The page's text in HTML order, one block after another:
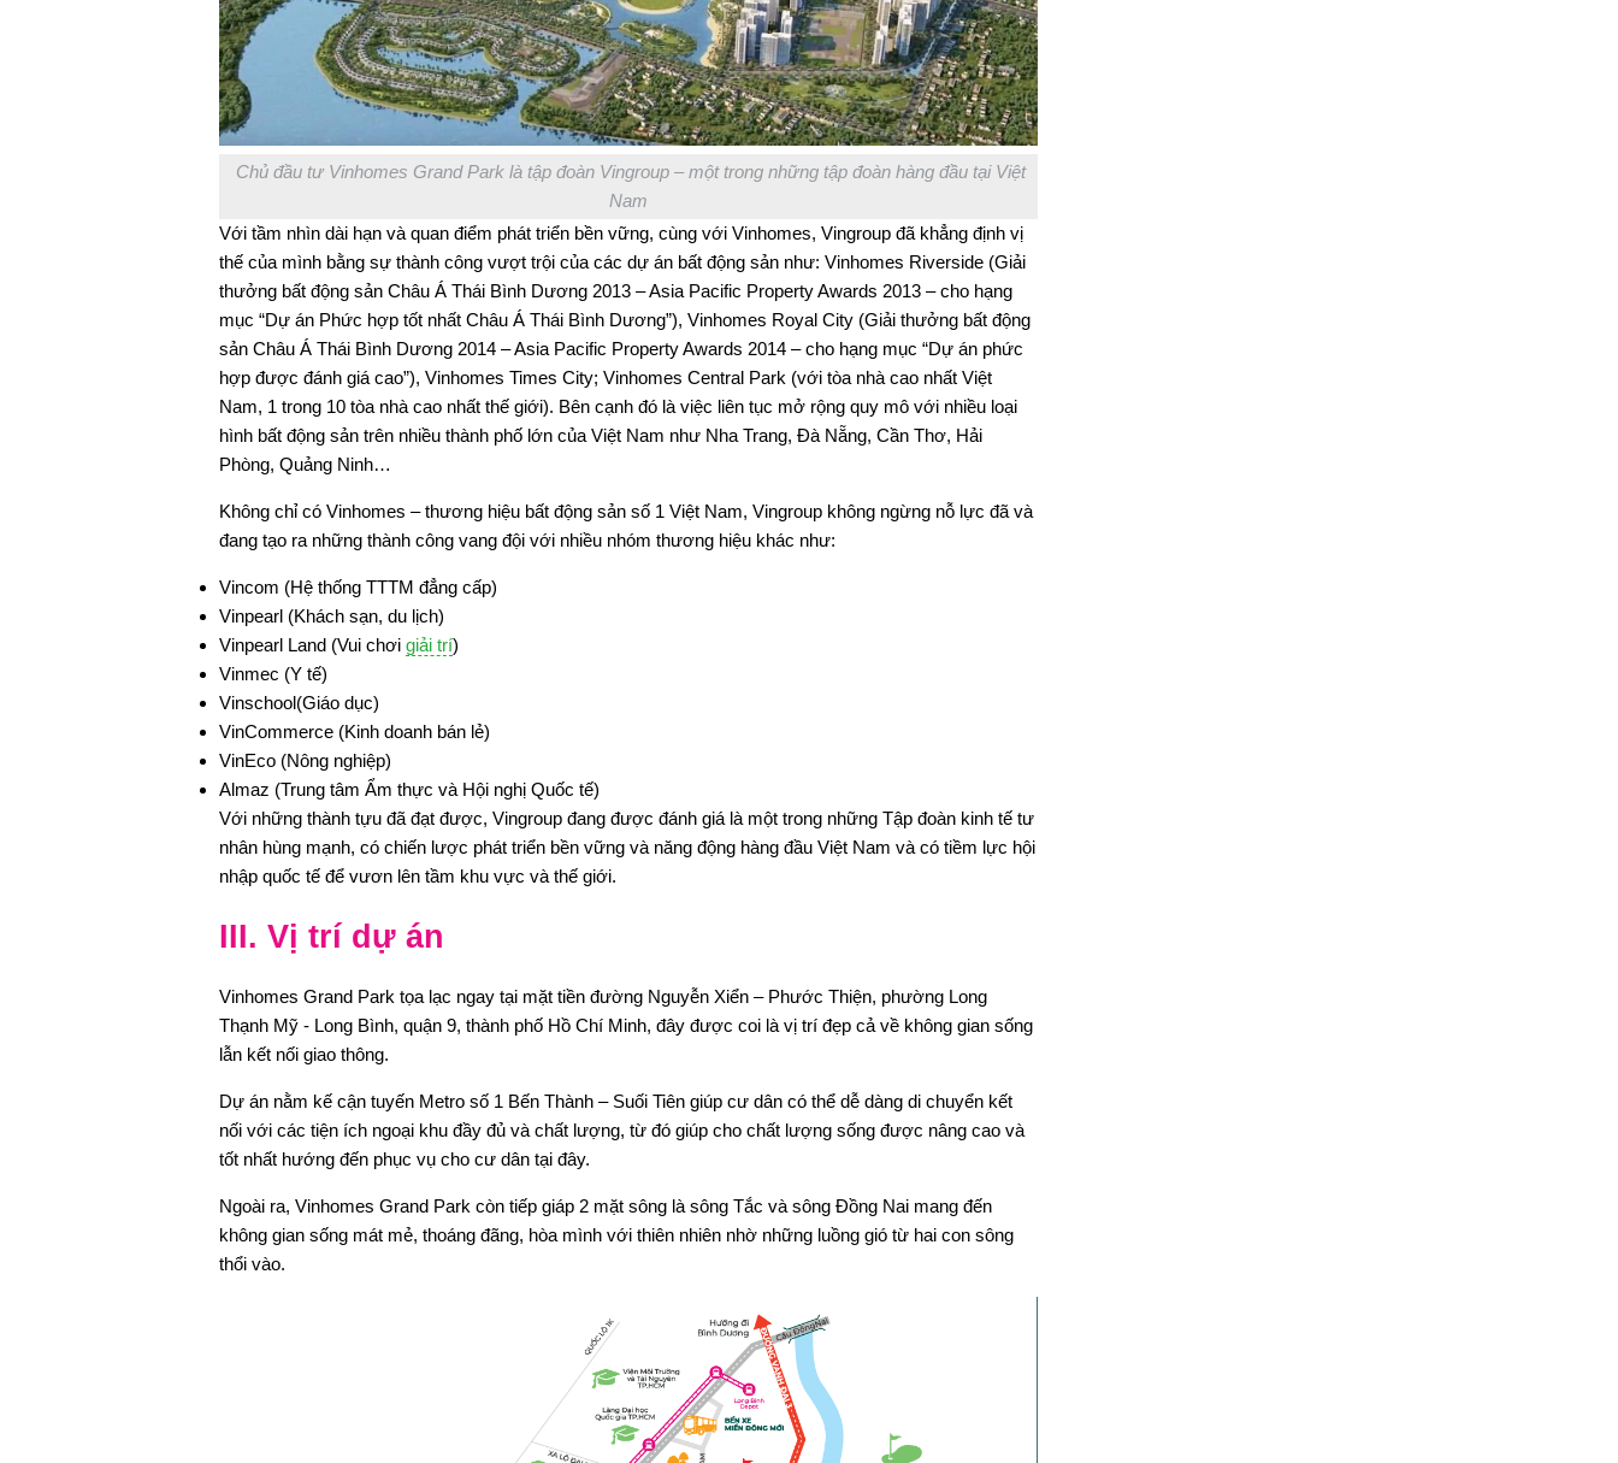
Chủ đầu tư Vinhomes Grand Park là tập đoàn Vingroup – một trong những tập đoàn hàng đầu tại Việt
Nam
Với tầm nhìn dài hạn và quan điểm phát triển bền vững, cùng với Vinhomes, Vingroup đã khẳng định vị
thế của mình bằng sự thành công vượt trội của các dự án bất động sản như: Vinhomes Riverside (Giải
thưởng bất động sản Châu Á Thái Bình Dương 2013 – Asia Pacific Property Awards 2013 – cho hạng
mục “Dự án Phức hợp tốt nhất Châu Á Thái Bình Dương”), Vinhomes Royal City (Giải thưởng bất động
sản Châu Á Thái Bình Dương 2014 – Asia Pacific Property Awards 2014 – cho hạng mục “Dự án phức
hợp được đánh giá cao”), Vinhomes Times City; Vinhomes Central Park (với tòa nhà cao nhất Việt
Nam, 1 trong 10 tòa nhà cao nhất thế giới). Bên cạnh đó là việc liên tục mở rộng quy mô với nhiều loại
hình bất động sản trên nhiều thành phố lớn của Việt Nam như Nha Trang, Đà Nẵng, Cần Thơ, Hải
Phòng, Quảng Ninh…
Không chỉ có Vinhomes – thương hiệu bất động sản số 1 Việt Nam, Vingroup không ngừng nỗ lực đã và
đang tạo ra những thành công vang đội với nhiều nhóm thương hiệu khác như:
Vincom (Hệ thống TTTM đẳng cấp)
Vinpearl (Khách sạn, du lịch)
Vinpearl Land (Vui chơi giải trí)
Vinmec (Y tế)
Vinschool(Giáo dục)
VinCommerce (Kinh doanh bán lẻ)
VinEco (Nông nghiệp)
Almaz (Trung tâm Ẩm thực và Hội nghị Quốc tế)
Với những thành tựu đã đạt được, Vingroup đang được đánh giá là một trong những Tập đoàn kinh tế tư
nhân hùng mạnh, có chiến lược phát triển bền vững và năng động hàng đầu Việt Nam và có tiềm lực hội
nhập quốc tế để vươn lên tầm khu vực và thế giới.
III. Vị trí dự án
Vinhomes Grand Park tọa lạc ngay tại mặt tiền đường Nguyễn Xiển – Phước Thiện, phường Long
Thạnh Mỹ - Long Bình, quận 9, thành phố Hồ Chí Minh, đây được coi là vị trí đẹp cả về không gian sống
lẫn kết nối giao thông.
Dự án nằm kế cận tuyến Metro số 1 Bến Thành – Suối Tiên giúp cư dân có thể dễ dàng di chuyển kết
nối với các tiện ích ngoại khu đầy đủ và chất lượng, từ đó giúp cho chất lượng sống được nâng cao và
tốt nhất hướng đến phục vụ cho cư dân tại đây.
Ngoài ra, Vinhomes Grand Park còn tiếp giáp 2 mặt sông là sông Tắc và sông Đồng Nai mang đến
không gian sống mát mẻ, thoáng đãng, hòa mình với thiên nhiên nhờ những luồng gió từ hai con sông
thổi vào.